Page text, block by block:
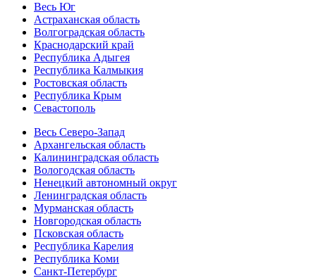
Весь Юг
Астраханская область
Волгоградская область
Краснодарский край
Республика Адыгея
Республика Калмыкия
Ростовская область
Республика Крым
Севастополь
Весь Северо-Запад
Архангельская область
Калининградская область
Вологодская область
Ненецкий автономный округ
Ленинградская область
Мурманская область
Новгородская область
Псковская область
Республика Карелия
Республика Коми
Санкт-Петербург